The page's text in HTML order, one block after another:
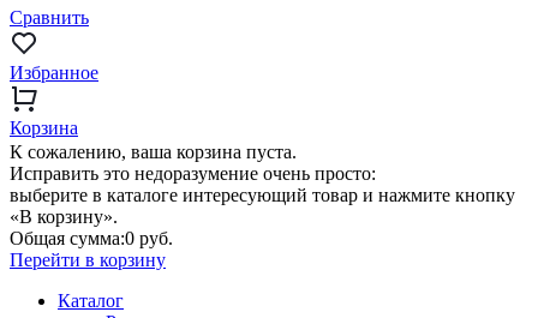
Сравнить
Избранное
Корзина
К сожалению, ваша корзина пуста.
Исправить это недоразумение очень просто:
выберите в каталоге интересующий товар и нажмите кнопку
«В корзину».
Общая сумма:0 руб.
Перейти в корзину
Каталог